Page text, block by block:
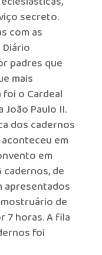
secreto.
com as
padres que
mais
o Cardeal
João Paulo II.
dos cadernos
em
em
cadernos, de
apresentados
de
7 horas. A fila
foi